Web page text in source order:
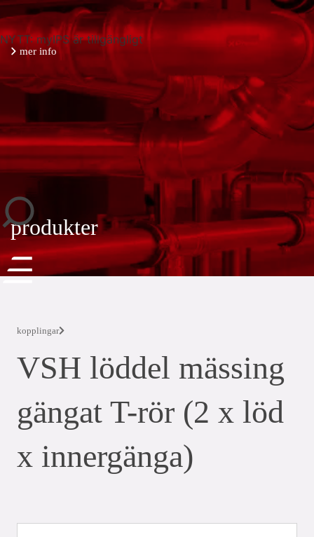
NYTT: myIPS är tillgängligt
mer info
stäng
produkter
kopplingar
VSH löddel mässing
gängat T-rör (2 x löd
x innergänga)